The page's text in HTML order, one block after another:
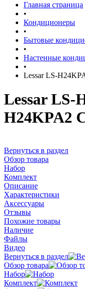
Главная страница
•
Кондиционеры
•
Бытовые
•
Настенные
•
Lessar LS-
Lessar LS-
H24KPA2
Вернуться в раздел
Обзор товара
Набор
Комплект
Описание
Характеристики
Аксессуары
Отзывы
Похожие товары
Наличие
Файлы
Видео
Вернуться в раздел
Обзор товара
Набор
Комплект